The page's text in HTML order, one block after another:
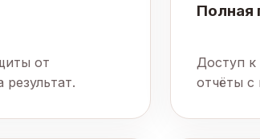
от
Полная
Доступ к
отчёты с